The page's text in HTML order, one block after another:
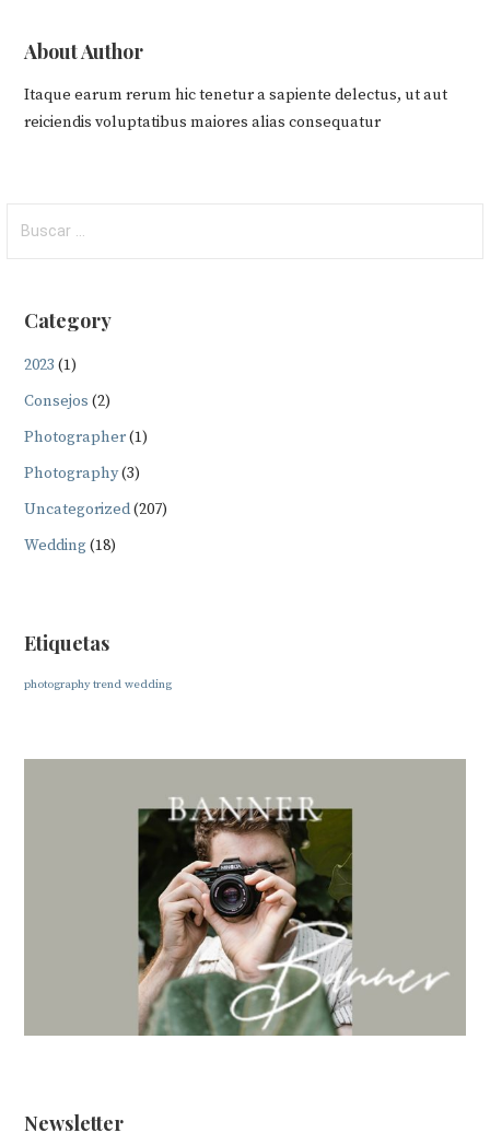
About Author
Itaque earum rerum hic tenetur a sapiente delectus, ut aut
reiciendis voluptatibus maiores alias consequatur
Category
2023 (1)
Consejos (2)
Photographer(1)
Photography(3)
Uncategorized(207)
Wedding (18)
Etiquetas
photography trend wedding
Newsletter